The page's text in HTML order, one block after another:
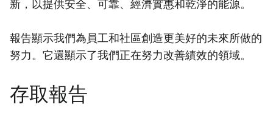
新，以提供安全、可靠、經濟實惠和乾淨的能源。
報告顯示我們為員工和社區創造更美好的未來所做的
努力。它還顯示了我們正在努力改善績效的領域。
存取報告